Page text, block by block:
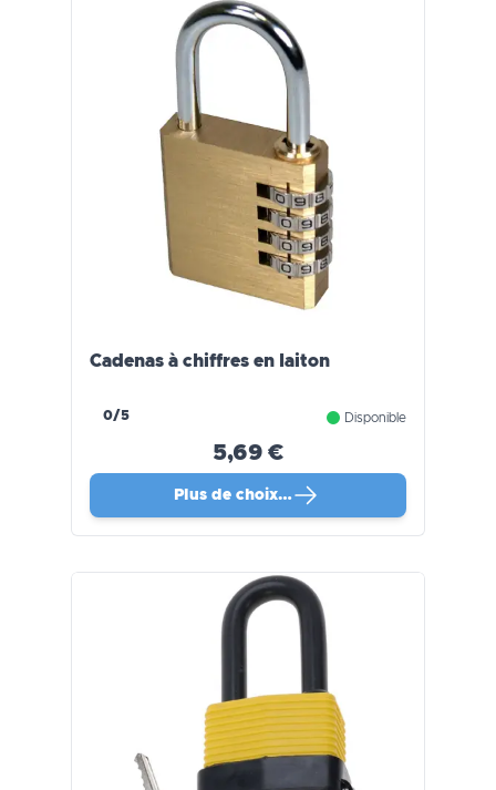
Cadenas à chiffres en laiton
0/5 Disponible
5,69 €
Plus de choix…